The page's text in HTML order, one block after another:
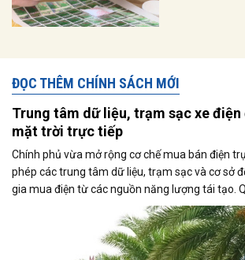
ĐỌC THÊM CHÍNH SÁCH MỚI
Trung tâm dữ liệu, trạm sạc xe
mặt trời trực tiếp
Chính phủ vừa mở rộng cơ chế mua bán điện
phép các trung tâm dữ liệu, trạm sạc và cơ sở
gia mua điện từ các nguồn năng lượng tái tạo.
kỳ vọng thúc đẩy sử dụng điện xanh, đáp ứng
tăng của nền kinh tế số và quá trình điện hóa